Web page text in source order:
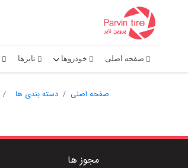
صفحه اصلی خودروها تایرها
صفحه اصلی دسته بندی ها
مجوز ها